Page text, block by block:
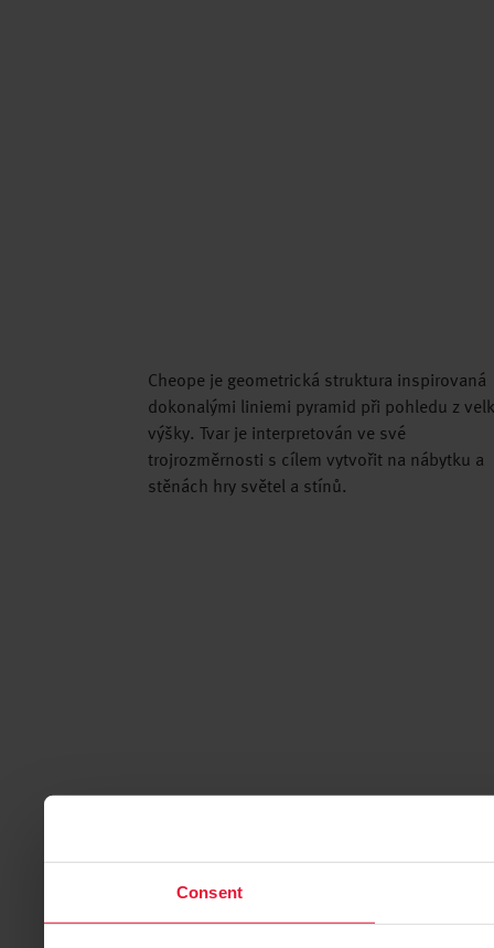
Consent
Cheope je geometrická struktura inspirovaná
dokonalými liniemi pyramid při pohledu z
výšky. Tvar je interpretován ve své
trojrozměrnosti s cílem vytvořit na nábytku a
stěnách hry světel a stínů.